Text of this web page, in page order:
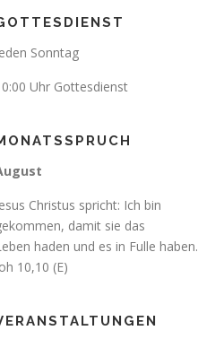
Sonntag
Uhr Gottesdienst
Christus spricht: Ich bin
damit sie das
haden und es in Fulle haben.
10,10 (E)